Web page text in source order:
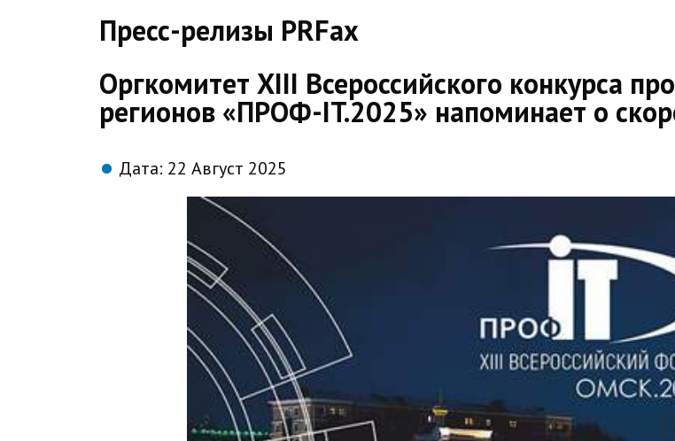
Пресс-релизы PRFax
Оргкомитет XIII Всероссийского конкурса
регионов «ПРОФ-IT.2025» напоминает о
Дата: 22 Август 2025